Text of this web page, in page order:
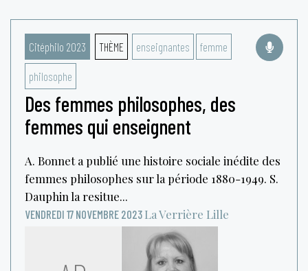
Citéphilo 2023 THÈME enseignantes femme
philosophe
Des femmes philosophes, des
femmes qui enseignent
A. Bonnet a publié une histoire sociale inédite des
femmes philosophes sur la période 1880-1949. S.
Dauphin la resitue...
VENDREDI 17 NOVEMBRE 2023 La Verrière Lille